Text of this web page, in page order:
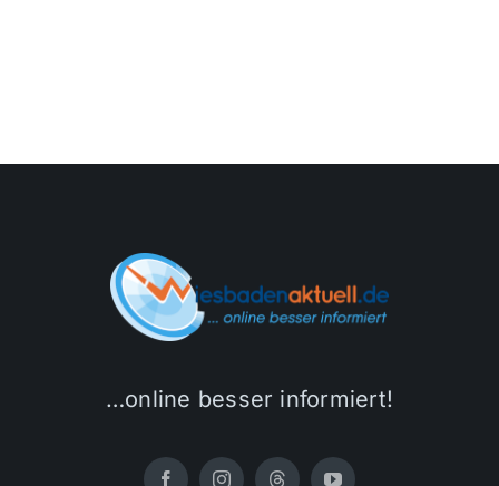
…online besser informiert!